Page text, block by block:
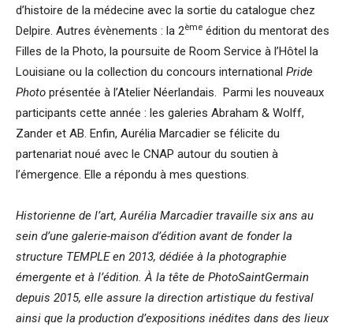
d’histoire de la médecine avec la sortie du catalogue chez
Delpire. Autres évènements : la 2ème édition du mentorat des
Filles de la Photo, la poursuite de Room Service à l’Hôtel la
Louisiane ou la collection du concours international Pride
Photo présentée à l’Atelier Néerlandais. Parmi les nouveaux
participants cette année : les galeries Abraham & Wolff,
Zander et AB. Enfin, Aurélia Marcadier se félicite du
partenariat noué avec le CNAP autour du soutien à
l’émergence. Elle a répondu à mes questions.
Historienne de l’art, Aurélia Marcadier travaille six ans au
sein d’une galerie-maison d’édition avant de fonder la
structure TEMPLE en 2013, dédiée à la photographie
émergente et à l’édition. À la tête de PhotoSaintGermain
depuis 2015, elle assure la direction artistique du festival
ainsi que la production d’expositions inédites dans des lieux